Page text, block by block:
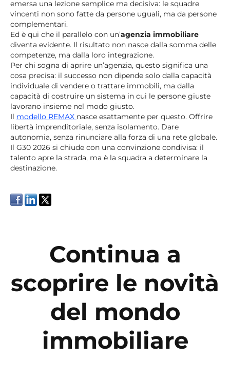
emersa una lezione semplice ma decisiva: le squadre
vincenti non sono fatte da persone uguali, ma da persone
complementari.
Ed è qui che il parallelo con un’agenzia immobiliare
diventa evidente. Il risultato non nasce dalla somma delle
competenze, ma dalla loro integrazione.
Per chi sogna di aprire un’agenzia, questo significa una
cosa precisa: il successo non dipende solo dalla capacità
individuale di vendere o trattare immobili, ma dalla
capacità di costruire un sistema in cui le persone giuste
lavorano insieme nel modo giusto.
Il modello REMAX nasce esattamente per questo. Offrire
libertà imprenditoriale, senza isolamento. Dare
autonomia, senza rinunciare alla forza di una rete globale.
Il G30 2026 si chiude con una convinzione condivisa: il
talento apre la strada, ma è la squadra a determinare la
destinazione.
Continua a
scoprire le novità
del mondo
immobiliare